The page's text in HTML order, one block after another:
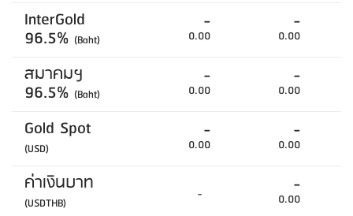
InterGold
96.5% (Baht)
-
0.00
-
0.00
สมาคมฯ
96.5% (Baht)
-
0.00
-
0.00
Gold Spot
(USD)
-
0.00
-
0.00
ค่าเงินบาท
(USDTHB) - -
0.00